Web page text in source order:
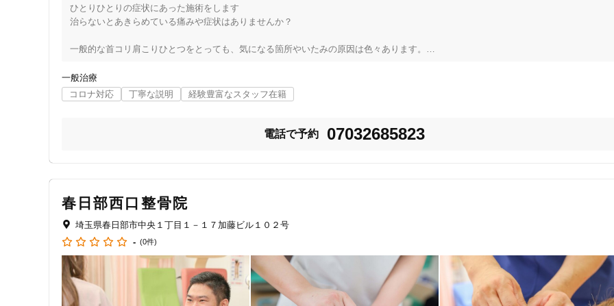
ひとりひとりの症状にあった施術をします
治らないとあきらめている痛みや症状はありませんか？
​一般的な首コリ肩こりひとつをとっても、気になる箇所やいたみの原因は色々あります。
なぎの木鍼灸治療院では一人一人の患者さんの症状や目的を把握してできる限りご希望に添えるように努めています。
マンションの中の小さな治療院なので最初は入りにくかったり不安に思う方もいるかもしれませんが、
足を運んで下さった方が来て良かったと思えるような結果を心がけて施術をしています。
※新規の男性のお客様は紹介頂いた方のみとさせていただきます。
一般治療
コロナ対応
丁寧な説明 経験豊富なスタッフ在籍
電話で予約 07032685823
春日部西口整骨院
埼玉県春日部市中央１丁目１－１７加藤ビル１０２号
- (0件)